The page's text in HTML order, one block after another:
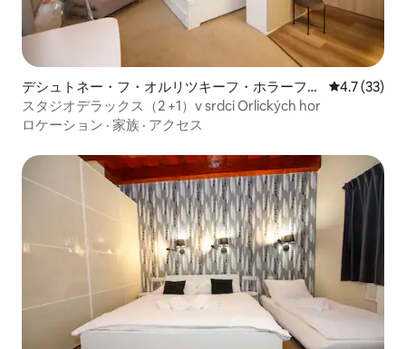
デシュトネー・フ・オルリツキーフ・ホラーフの
個室
レビュー33
4.7 (33)
スタジオデラックス（2 +1）v srdci Orlických hor
ロケーション · 家族 · アクセス